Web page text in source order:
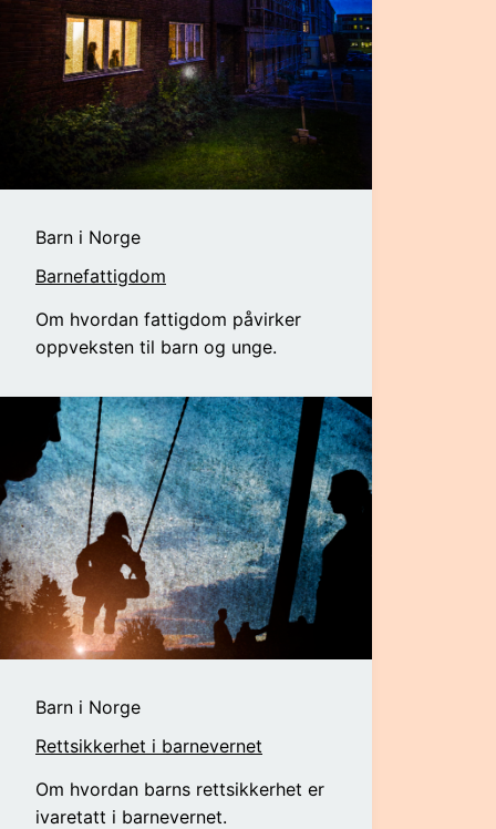
Barn i Norge
Barnefattigdom
Om hvordan fattigdom påvirker
oppveksten til barn og unge.
Barn i Norge
Rettsikkerhet i barnevernet
Om hvordan barns rettsikkerhet er
ivaretatt i barnevernet.